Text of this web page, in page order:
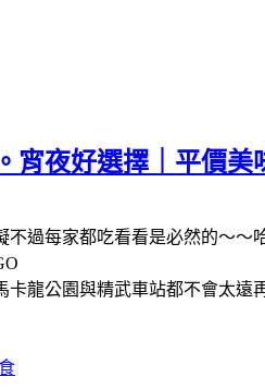
宵夜好選擇｜平價美
過每家都吃看看是必然的～
龍公園與精武車站都不會太